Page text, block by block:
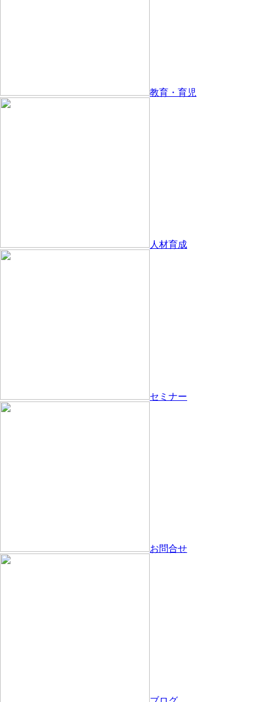
教育・育児
人材育成
セミナー
お問合せ